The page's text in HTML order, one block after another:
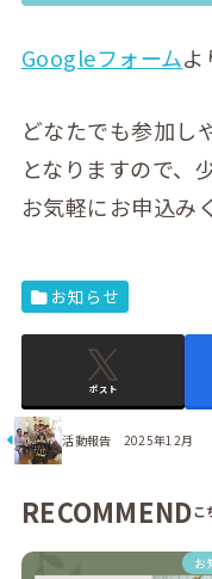
Googleフォームよ
どなたでも参加し
となりますので、
お気軽にお申込み
お知らせ
ポスト
活動報告 2025年12月
RECOMMEND
お